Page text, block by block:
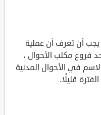
يجب أن تعرف أن عملية
فروع مكتب الأحوال ،
في الأحوال المدنية
قليلًا.